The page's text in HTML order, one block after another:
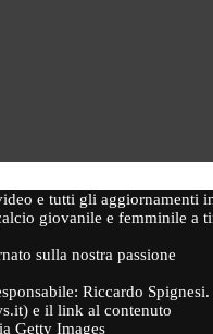
e tutti gli aggiornamenti
giovanile e femminile a
sulla nostra passione
Riccardo Spignesi.
e il link al contenuto
Getty Images